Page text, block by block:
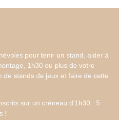
pour tenir un stand, aider à
1h30 ou plus de votre
de stands de jeux et faire de cette
sur un créneau d’1h30 : 5
!